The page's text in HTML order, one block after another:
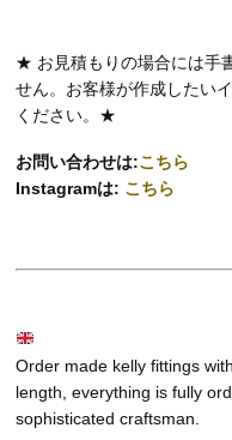
★ お見積もりの場合には手
せん。お客様が作成したい
ください。★
お問い合わせは:こちら
Instagramは: こちら
Order made kelly fittings
length, everything is fully
sophisticated craftsman.